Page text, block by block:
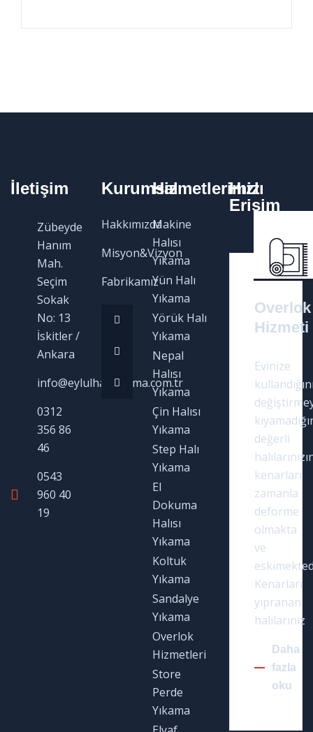
İletişim
Zübeyde
Hanım
Mah.
Seçim
Sokak
No: 13
İskitler /
Ankara
info@eylulhaliyikama.com.tr
0312
356 86
46
0543
960 40
19
Kurumsal
Hakkımızda
Misyon&Vizyon
Fabrikamız
Hizmetlerimiz
Makine
Halısı
Yıkama
Yün Halı
Yıkama
Yörük Halı
Yıkama
Nepal
Halısı
Yıkama
Çin Halısı
Yıkama
Step Halı
Yıkama
El
Dokuma
Halısı
Yıkama
Koltuk
Yıkama
Sandalye
Yıkama
Overlok
Hizmetleri
Store
Perde
Yıkama
Hızlı
Erişim
Overlok
Hizmeti
Evinize
değerli
kenarları
zamanla
deforme
olmakta
ve
Kenarları
yıpranan
halılarınız
Daha
fazla
oku